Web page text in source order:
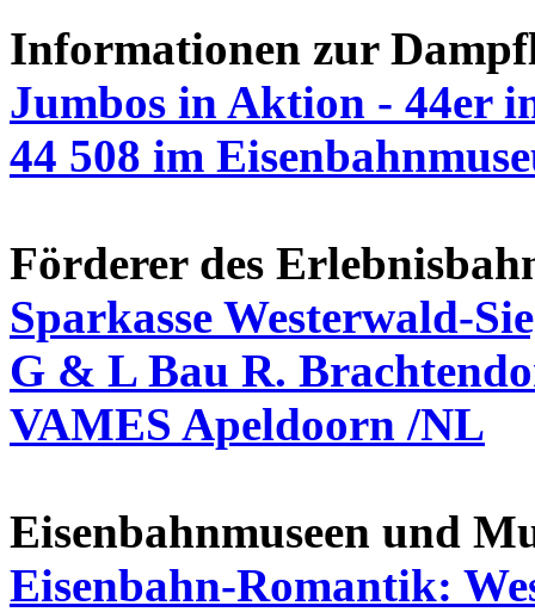
Informationen zur
Jumbos in Aktion - 44er
44 508 im
Förderer des
Sparkasse Westerwald-
G & L Bau R.
VAMES Apeldoorn /NL
Eisenbahnmuseen und
Eisenbahn-Romantik: